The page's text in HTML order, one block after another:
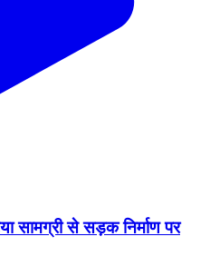
सामग्री से सड़क निर्माण पर